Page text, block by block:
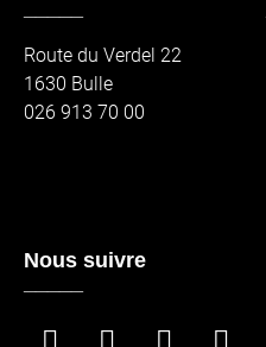
Route du Verdel 22
1630 Bulle
026 913 70 00
Nous suivre